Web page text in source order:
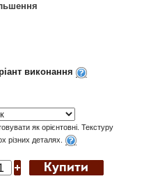
виконання
як орієнтовні. Текстуру
різних деталях.